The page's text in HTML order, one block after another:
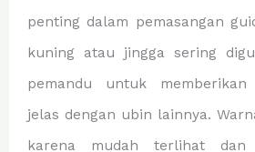
penting dalam pemasangan
kuning atau jingga sering
pemandu untuk memberikan
jelas dengan ubin lainnya.
karena mudah terlihat dan